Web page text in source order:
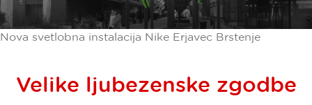
Nova svetlobna instalacija Nike Erjavec Brstenje
Velike ljubezenske zgodbe